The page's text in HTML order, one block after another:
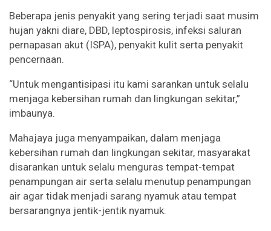
Beberapa jenis penyakit yang sering terjadi saat musim
hujan yakni diare, DBD, leptospirosis, infeksi saluran
pernapasan akut (ISPA), penyakit kulit serta penyakit
pencernaan.
“Untuk mengantisipasi itu kami sarankan untuk selalu
menjaga kebersihan rumah dan lingkungan sekitar,”
imbaunya.
Mahajaya juga menyampaikan, dalam menjaga
kebersihan rumah dan lingkungan sekitar, masyarakat
disarankan untuk selalu menguras tempat-tempat
penampungan air serta selalu menutup penampungan
air agar tidak menjadi sarang nyamuk atau tempat
bersarangnya jentik-jentik nyamuk.